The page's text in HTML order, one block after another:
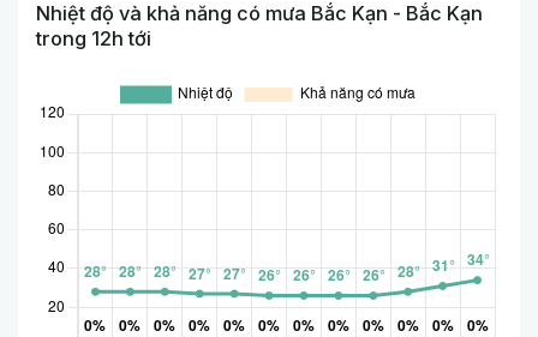
Nhiệt độ và khả năng có mưa Bắc Kạn - Bắc Kạn
trong 12h tới